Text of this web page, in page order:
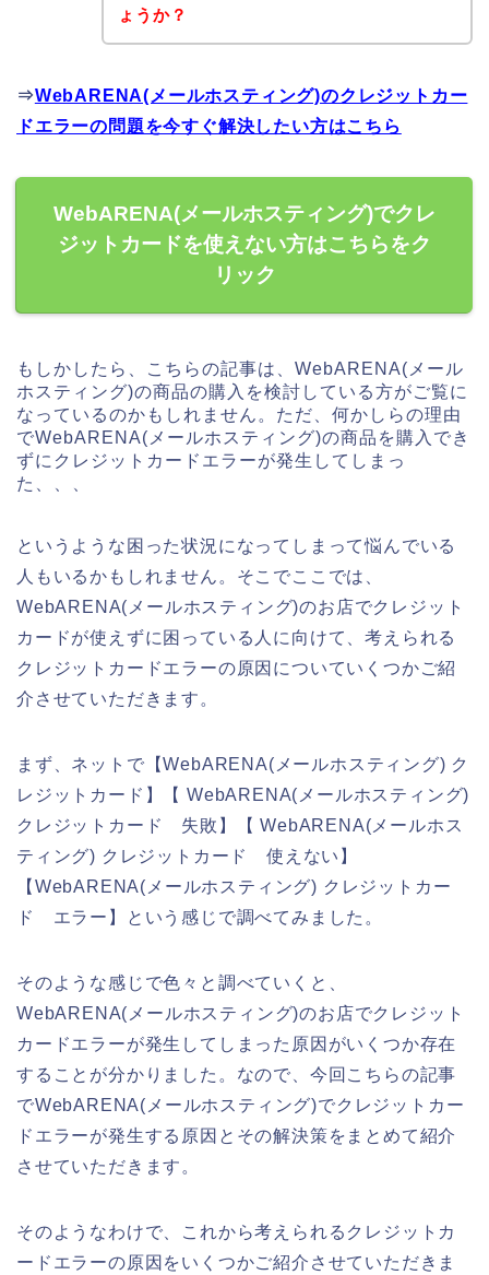
ょうか？
⇒WebARENA(メールホスティング)のクレジットカー
ドエラーの問題を今すぐ解決したい方はこちら
WebARENA(メールホスティング)でクレ
ジットカードを使えない方はこちらをク
リック
もしかしたら、こちらの記事は、WebARENA(メール
ホスティング)の商品の購入を検討している方がご覧に
なっているのかもしれません。ただ、何かしらの理由
でWebARENA(メールホスティング)の商品を購入でき
ずにクレジットカードエラーが発生してしまっ
た、、、
というような困った状況になってしまって悩んでいる
人もいるかもしれません。そこでここでは、
WebARENA(メールホスティング)のお店でクレジット
カードが使えずに困っている人に向けて、考えられる
クレジットカードエラーの原因についていくつかご紹
介させていただきます。
まず、ネットで【WebARENA(メールホスティング) ク
レジットカード】【 WebARENA(メールホスティング)
クレジットカード 失敗】【 WebARENA(メールホス
ティング) クレジットカード 使えない】
【WebARENA(メールホスティング) クレジットカー
ド エラー】という感じで調べてみました。
そのような感じで色々と調べていくと、
WebARENA(メールホスティング)のお店でクレジット
カードエラーが発生してしまった原因がいくつか存在
することが分かりました。なので、今回こちらの記事
でWebARENA(メールホスティング)でクレジットカー
ドエラーが発生する原因とその解決策をまとめて紹介
させていただきます。
そのようなわけで、これから考えられるクレジットカ
ードエラーの原因をいくつかご紹介させていただきま